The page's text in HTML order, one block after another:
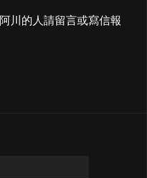
川的人請留言或寫信報